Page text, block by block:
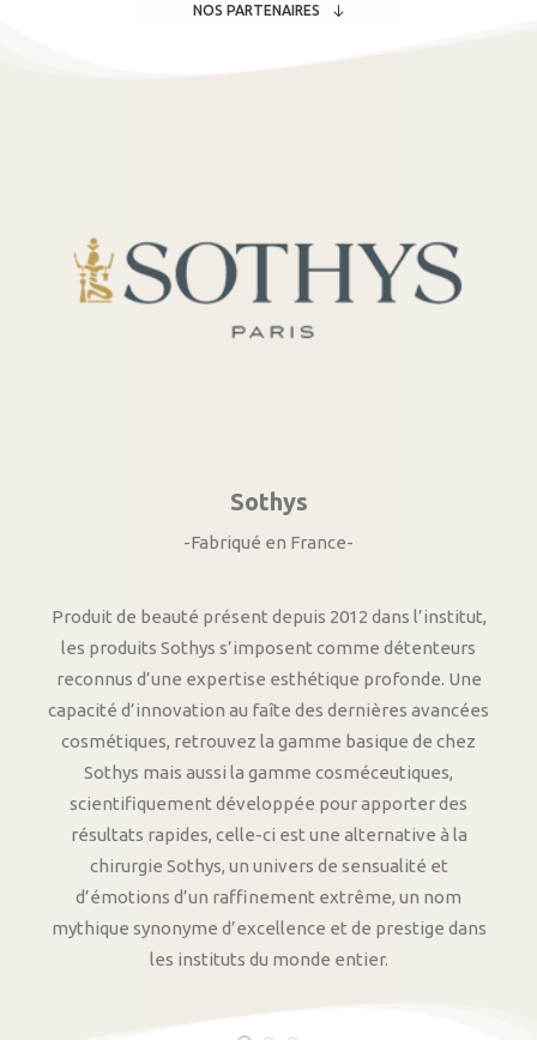
NOS PARTENAIRES
Sothys
-Fabriqué en France-
Produit de beauté présent depuis 2012 dans l’institut,
les produits Sothys s’imposent comme détenteurs
reconnus d’une expertise esthétique profonde. Une
capacité d’innovation au faîte des dernières avancées
cosmétiques, retrouvez la gamme basique de chez
Sothys mais aussi la gamme cosméceutiques,
scientifiquement développée pour apporter des
résultats rapides, celle-ci est une alternative à la
chirurgie Sothys, un univers de sensualité et
d’émotions d’un raffinement extrême, un nom
mythique synonyme d’excellence et de prestige dans
les instituts du monde entier.